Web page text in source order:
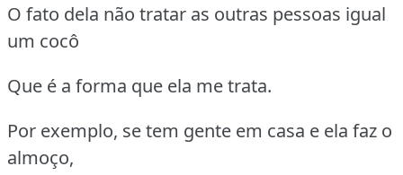
O fato dela não tratar as outras pessoas igual
um cocô
Que é a forma que ela me trata.
Por exemplo, se tem gente em casa e ela faz o
almoço,